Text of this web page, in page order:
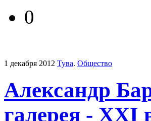
0
1 декабря 2012 Тува. Общество
Александр
галерея - XXI